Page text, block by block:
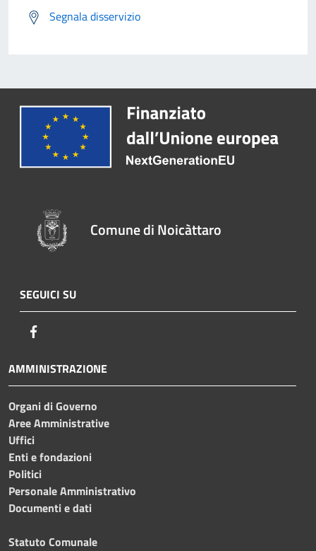
Segnala disservizio
Comune di Noicàttaro
SEGUICI SU
AMMINISTRAZIONE
Organi di Governo
Aree Amministrative
Uffici
Enti e fondazioni
Politici
Personale Amministrativo
Documenti e dati
Statuto Comunale